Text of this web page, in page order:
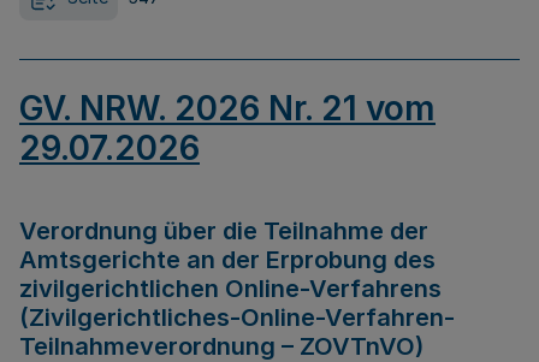
GV. NRW. 2026 Nr. 21 vom
29.07.2026
Verordnung über die Teilnahme der
Amtsgerichte an der Erprobung des
zivilgerichtlichen Online-Verfahrens
(Zivilgerichtliches-Online-Verfahren-
Teilnahmeverordnung – ZOVTnVO)